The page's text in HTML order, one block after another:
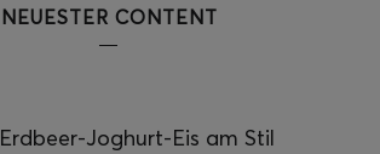
NEUESTER CONTENT
Erdbeer-Joghurt-Eis am Stil